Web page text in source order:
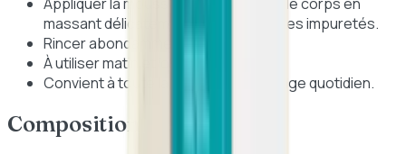
massant délicatement pour éliminer les impuretés.
Rincer abondamment à l’eau tiède.
À utiliser matin et/ou soir.
Convient à toute la famille et à un usage quotidien.
Composition